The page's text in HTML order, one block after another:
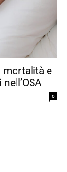
mortalità e
0